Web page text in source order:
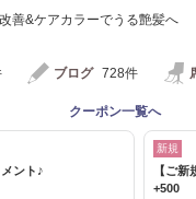
善&ケアカラーでうる艶髪へ
ブログ 728件
クーポン一覧へ
メント♪
新規
【ご
+500